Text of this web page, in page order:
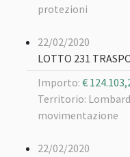
protezioni
22/02/2020
LOTTO 231
Importo: €
Territorio:
movimentazione
22/02/2020